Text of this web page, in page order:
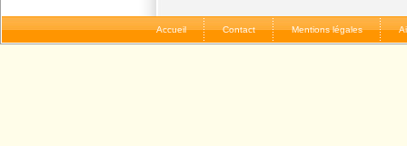
Accueil Contact Mentions légales